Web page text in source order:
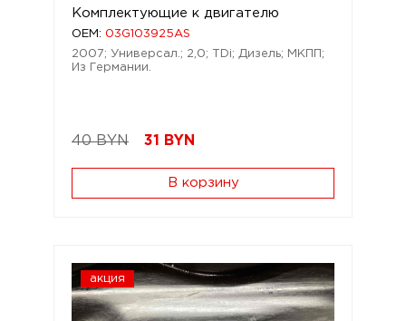
Комплектующие к двигателю
OEM: 03G103925AS
2007; Универсал.; 2,0; TDi; Дизель; МКПП;
Из Германии.
40 BYN 31 BYN
В корзину
акция